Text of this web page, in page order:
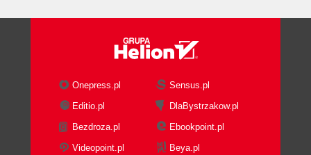
Onepress.pl
Sensus.pl
Editio.pl
DlaBystrzakow.pl
Bezdroza.pl
Ebookpoint.pl
Videopoint.pl
Beya.pl